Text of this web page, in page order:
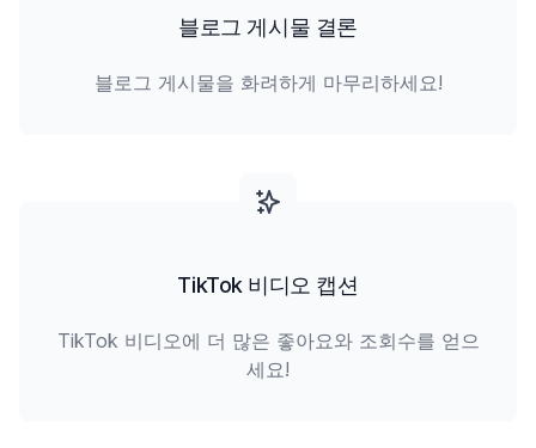
블로그 게시물 결론
블로그 게시물을 화려하게 마무리하세요!
TikTok 비디오 캡션
TikTok 비디오에 더 많은 좋아요와 조회수를 얻으
세요!